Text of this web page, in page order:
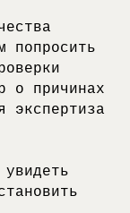
попросить
о причинах
экспертиза